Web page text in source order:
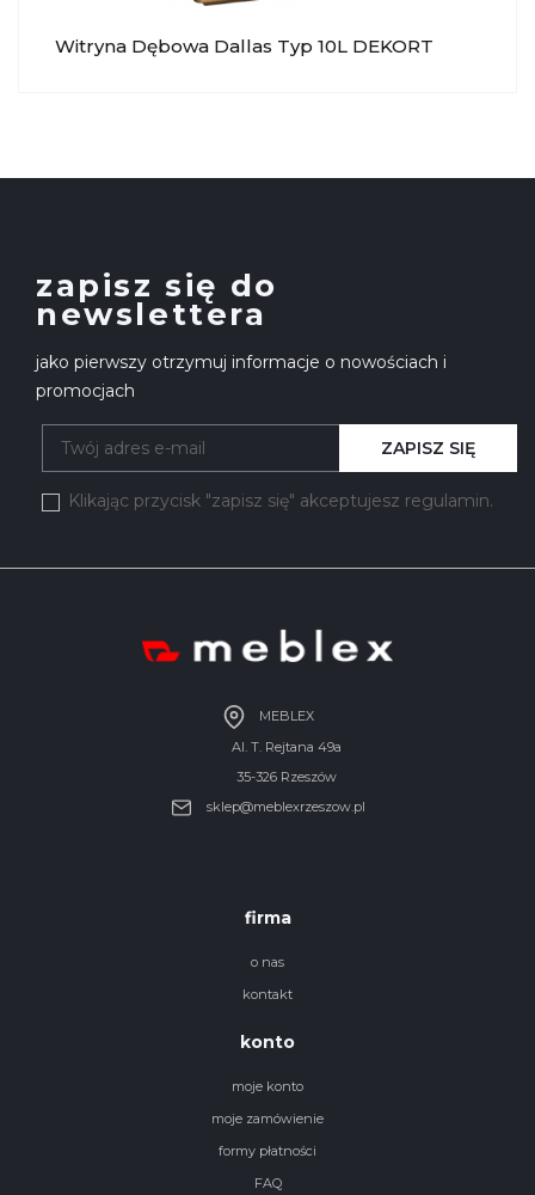
Witryna Dębowa Dallas Typ 10L DEKORT
zapisz się do
newslettera
jako pierwszy otrzymuj informacje o nowościach i
promocjach
Klikając przycisk "zapisz się" akceptujesz regulamin.
ZAPISZ SIĘ
MEBLEX
Al. T. Rejtana 49a
35-326 Rzeszów
sklep@meblexrzeszow.pl
firma
o nas
kontakt
konto
moje konto
moje zamówienie
formy płatności
FAQ